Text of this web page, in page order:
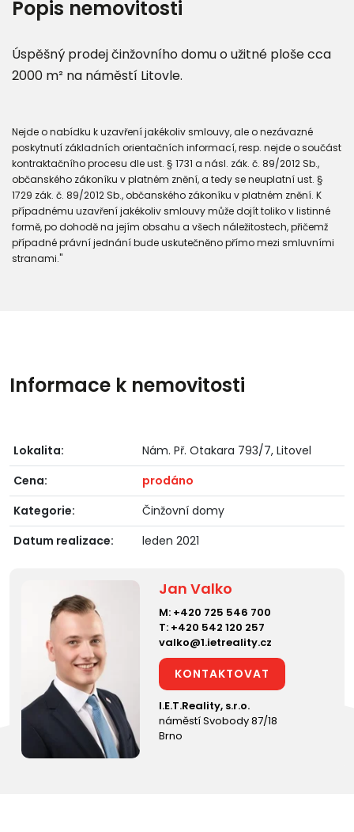
Popis nemovitosti
Úspěšný prodej činžovního domu o užitné ploše cca
2000 m² na náměstí Litovle.
Nejde o nabídku k uzavření jakékoliv smlouvy, ale o nezávazné
poskytnutí základních orientačních informací, resp. nejde o součást
kontraktačního procesu dle ust. § 1731 a násl. zák. č. 89/2012 Sb.,
občanského zákoníku v platném znění, a tedy se neuplatní ust. §
1729 zák. č. 89/2012 Sb., občanského zákoníku v platném znění. K
případnému uzavření jakékoliv smlouvy může dojít toliko v listinné
formě, po dohodě na jejím obsahu a všech náležitostech, přičemž
případné právní jednání bude uskutečněno přímo mezi smluvními
stranami."
Informace k nemovitosti
Lokalita:
Nám. Př. Otakara 793/7, Litovel
Cena:
prodáno
Kategorie:
Činžovní domy
Datum realizace:
leden 2021
Jan Valko
M: +420 725 546 700
T: +420 542 120 257
valko@1.ietreality.cz
KONTAKTOVAT
I.E.T.Reality, s.r.o.
náměstí Svobody 87/18
Brno